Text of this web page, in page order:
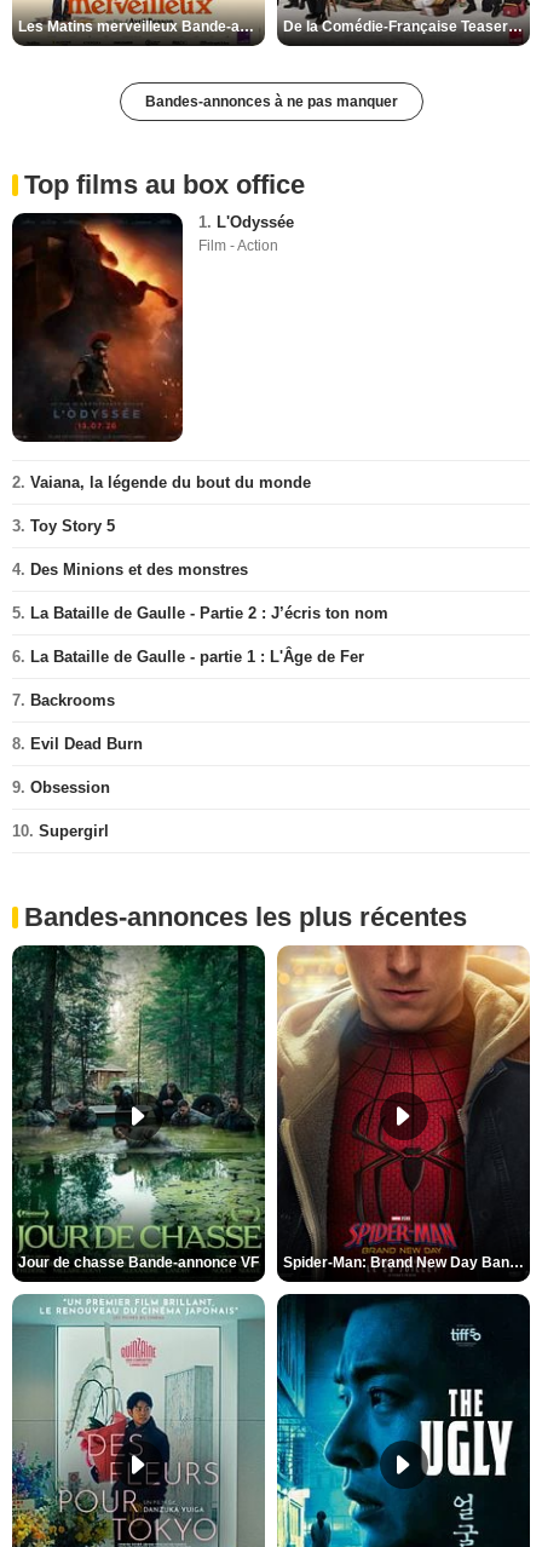
Les Matins merveilleux Bande-annonce VF De la Comédie-Française Teaser VF
Bandes-annonces à ne pas manquer
Top films au box office
1. L'Odyssée
Film - Action
2. Vaiana, la légende du bout du monde
3. Toy Story 5
4. Des Minions et des monstres
5. La Bataille de Gaulle - Partie 2 : J’écris ton nom
6. La Bataille de Gaulle - partie 1 : L'Âge de Fer
7. Backrooms
8. Evil Dead Burn
9. Obsession
10. Supergirl
Bandes-annonces les plus récentes
Jour de chasse Bande-annonce VF Spider-Man: Brand New Day Bande-annonce (3) VO STFR